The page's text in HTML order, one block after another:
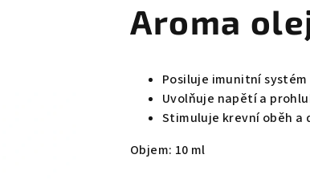
Aroma
Posiluje imunitní
Uvolňuje napětí a
Stimuluje krevní oběh a
Objem: 10 ml